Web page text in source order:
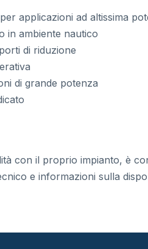
applicazioni ad altissima
in ambiente nautico
di riduzione
di grande potenza
con il proprio impianto, è
e informazioni sulla